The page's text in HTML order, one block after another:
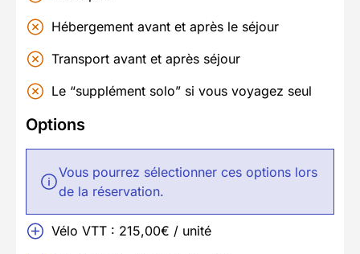
Hébergement avant et après le séjour
Transport avant et après séjour
Le “supplément solo” si vous voyagez seul
Options
Vous pourrez sélectionner ces options lors
de la réservation.
Vélo VTT : 215,00€ / unité